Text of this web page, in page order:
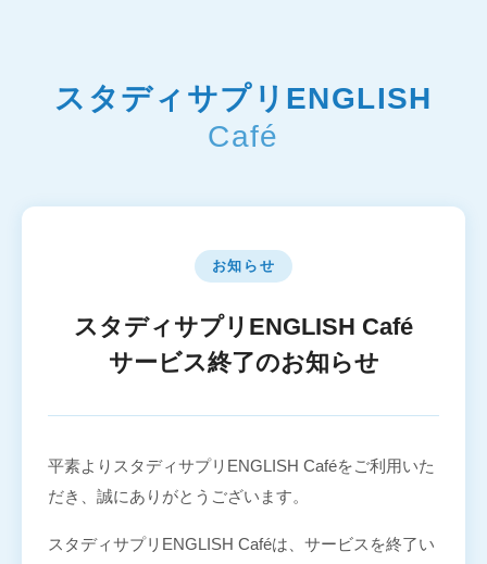
スタディサプリENGLISH
Café
お知らせ
スタディサプリENGLISH Café
サービス終了のお知らせ
平素よりスタディサプリENGLISH Caféをご利用いた
だき、誠にありがとうございます。
スタディサプリENGLISH Caféは、サービスを終了い